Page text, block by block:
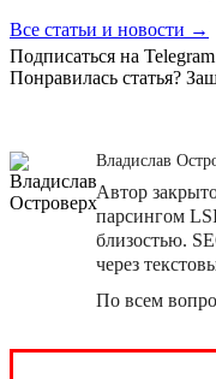
Все статьи и новости →
Подписаться на Telegram
Понравилась статья?
Владислав
Автор
парсингом
близостью.
через
По всем